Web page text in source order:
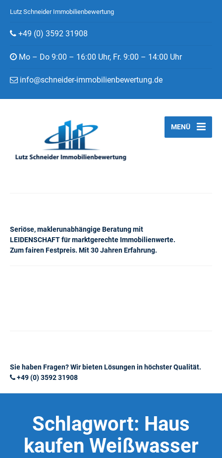
Lutz Schneider Immobilienbewertung
+49 (0) 3592 31908
Mo – Do 9:00 – 16:00 Uhr, Fr. 9:00 – 14:00 Uhr
info@schneider-immobilienbewertung.de
Seriöse, maklerunabhängige Beratung mit
LEIDENSCHAFT für marktgerechte Immobilienwerte.
Zum fairen Festpreis. Mit 30 Jahren Erfahrung.
MENÜ
Sie haben Fragen? Wir bieten Lösungen in höchster Qualität.
+49 (0) 3592 31908
Schlagwort: Haus
kaufen Weißwasser